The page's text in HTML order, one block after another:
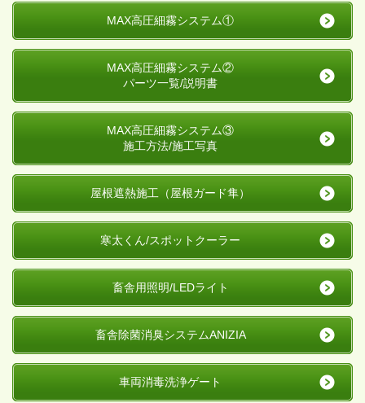
MAX高圧細霧システム①
MAX高圧細霧システム②
パーツ一覧/説明書
MAX高圧細霧システム③
施工方法/施工写真
屋根遮熱施工 （屋根ガード隼）
寒太くん/スポットクーラー
畜舎用照明/LEDライト
畜舎除菌消臭システムANIZIA
車両消毒洗浄ゲート